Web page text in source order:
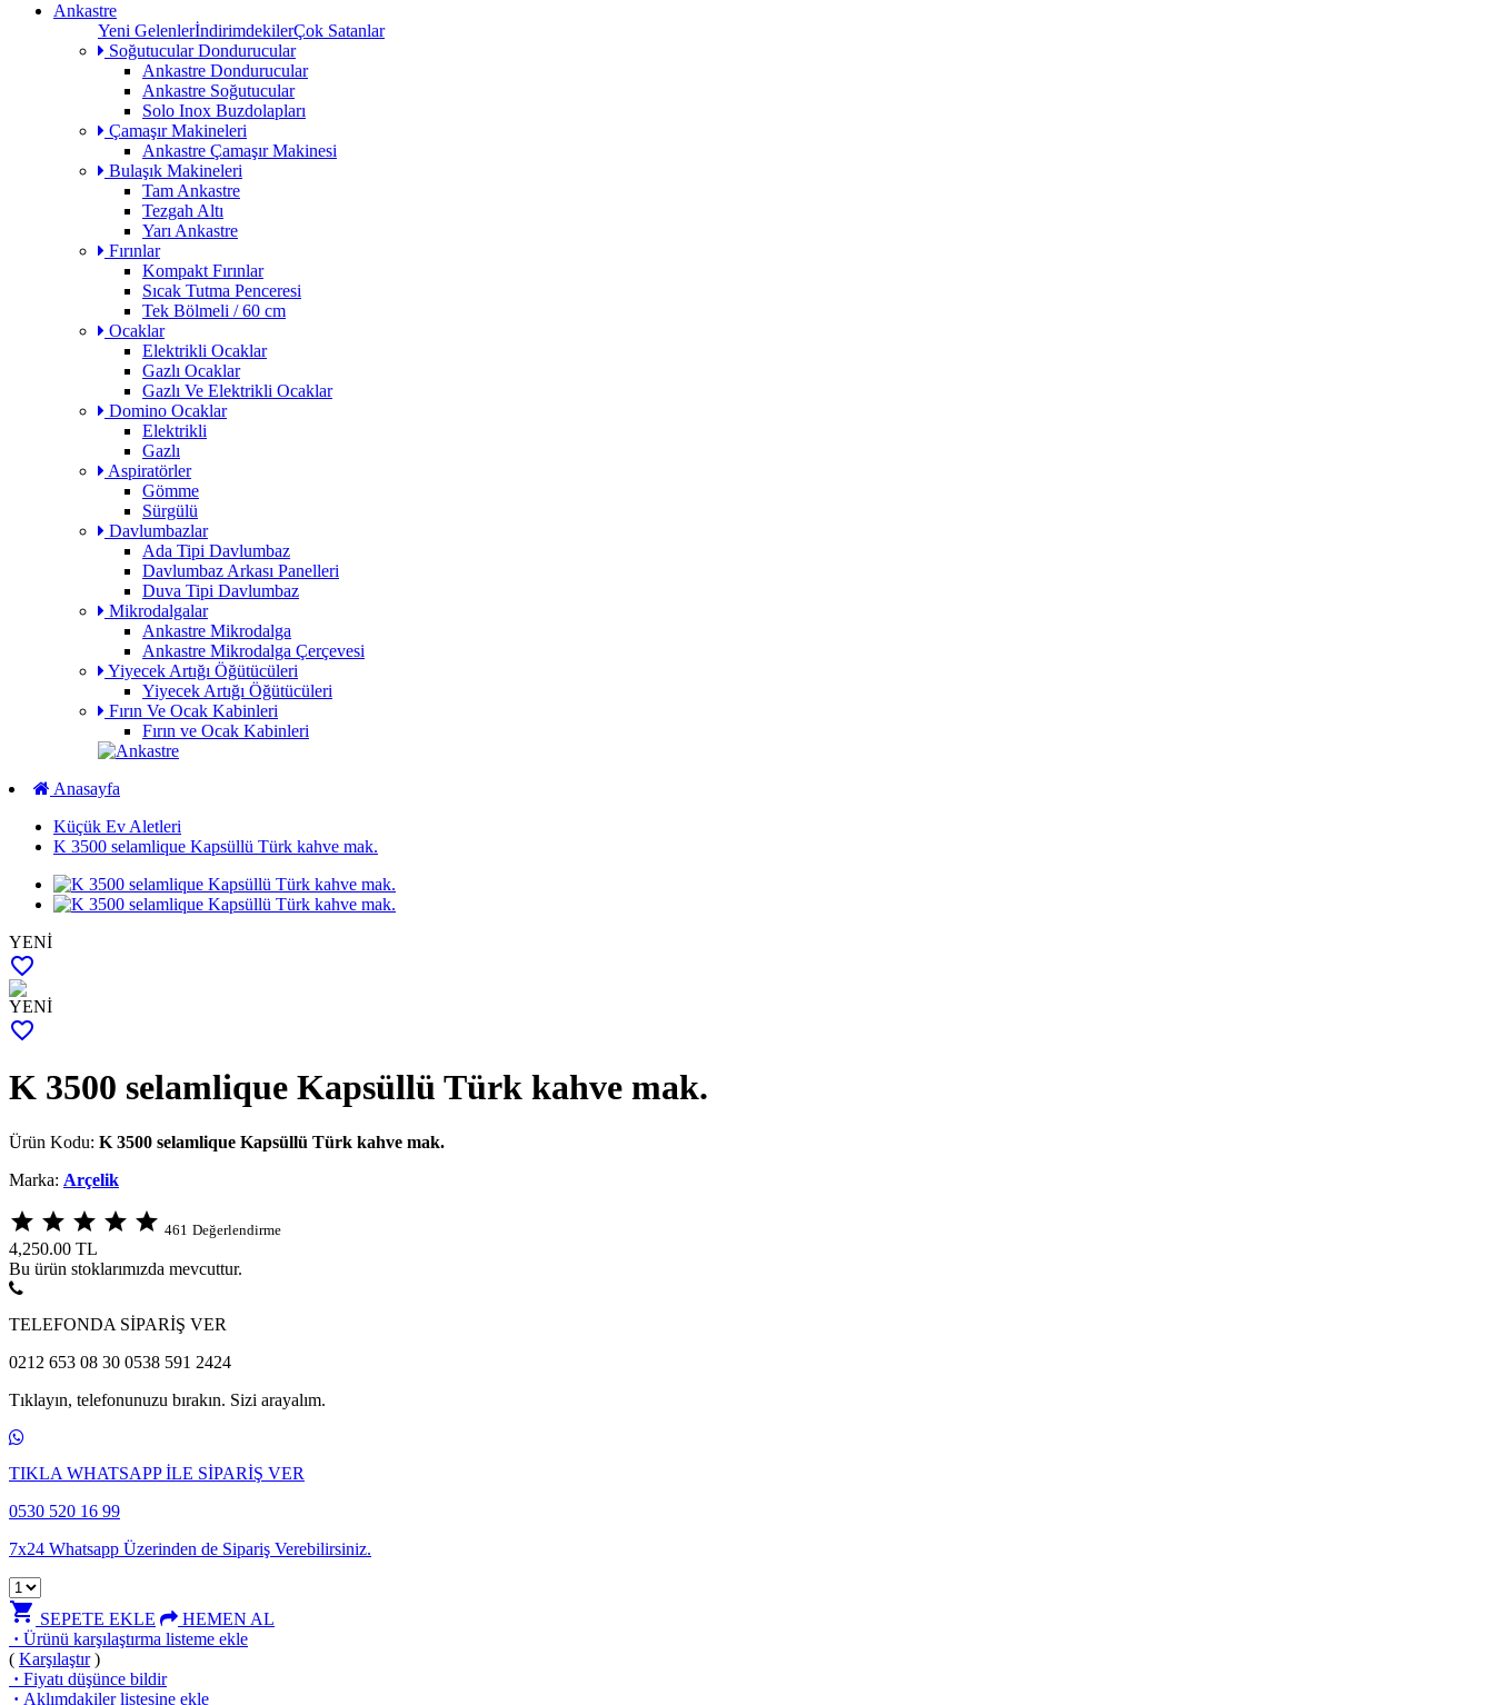
Ankastre
Yeni GelenlerİndirimdekilerÇok Satanlar
Soğutucular Dondurucular
Ankastre Dondurucular
Ankastre Soğutucular
Solo Inox Buzdolapları
Çamaşır Makineleri
Ankastre Çamaşır Makinesi
Bulaşık Makineleri
Tam Ankastre
Tezgah Altı
Yarı Ankastre
Fırınlar
Kompakt Fırınlar
Sıcak Tutma Penceresi
Tek Bölmeli / 60 cm
Ocaklar
Elektrikli Ocaklar
Gazlı Ocaklar
Gazlı Ve Elektrikli Ocaklar
Domino Ocaklar
Elektrikli
Gazlı
Aspiratörler
Gömme
Sürgülü
Davlumbazlar
Ada Tipi Davlumbaz
Davlumbaz Arkası Panelleri
Duva Tipi Davlumbaz
Mikrodalgalar
Ankastre Mikrodalga
Ankastre Mikrodalga Çerçevesi
Yiyecek Artığı Öğütücüleri
Yiyecek Artığı Öğütücüleri
Fırın Ve Ocak Kabinleri
Fırın ve Ocak Kabinleri
Anasayfa
Küçük Ev Aletleri
K 3500 selamlique Kapsüllü Türk kahve mak.
YENİ
favorite_border
YENİ
favorite_border
K 3500 selamlique Kapsüllü Türk kahve mak.
Ürün Kodu: K 3500 selamlique Kapsüllü Türk kahve mak.
Marka: Arçelik
star star star star star 461 Değerlendirme
4,250.00 TL
Bu ürün stoklarımızda mevcuttur.
TELEFONDA SİPARİŞ VER
0212 653 08 30 0538 591 2424
Tıklayın, telefonunuzu bırakın. Sizi arayalım.
TIKLA WHATSAPP İLE SİPARİŞ VER
0530 520 16 99
7x24 Whatsapp Üzerinden de Sipariş Verebilirsiniz.
shopping_cart SEPETE EKLE
HEMEN AL
· Ürünü karşılaştırma listeme ekle
( Karşılaştır)
· Fiyatı düşünce bildir
· Aklımdakiler listesine ekle